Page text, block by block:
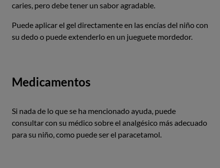
caries, pero debe tener un sabor agradable.
Puede aplicar el gel directamente en las encías del niño con
su dedo o puede extenderlo en un jueguete mordedor.
Medicamentos
Si nada de lo que se ha mencionado ayuda, puede
consultar con su médico sobre el analgésico más adecuado
para su niño, como puede ser el paracetamol.